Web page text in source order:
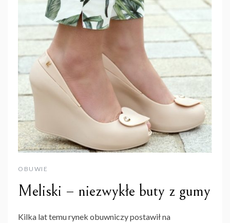
OBUWIE
Meliski – niezwykłe buty z gumy
Kilka lat temu rynek obuwniczy postawił na